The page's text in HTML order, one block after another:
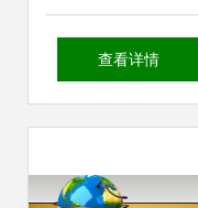
拌车管理传感器解
率与安全
查看详情